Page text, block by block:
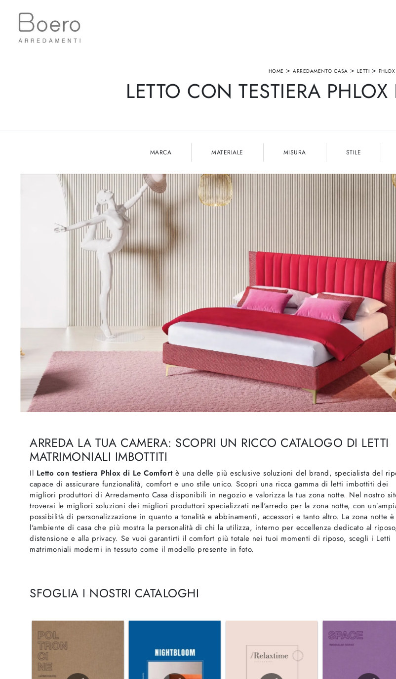
HOME >ARREDAMENTO CASA > LETTI > PHLOX
LETTO CON TESTIERA
MARCA MATERIALE MISURA STILE
ARREDA LA TUA CAMERA: SCOPRI UN RICCO CATALOGO DI LETTI
MATRIMONIALI IMBOTTITI
Il Letto con testiera Phlox di Le Comfortè una delle più esclusive soluzioni del brand, specialista del
capace di assicurare funzionalità, comfort e uno stile unico. Scopri una ricca gamma di letti imbottiti dei
migliori produttori di Arredamento Casa disponibili in negozio e valorizza la tua zona notte. Nel nostro
troverai le migliori soluzioni dei migliori produttori specializzati nell'arredo per la zona notte, con
possibilità di personalizzazione in quanto a tonalità e abbinamenti, accessori e tanto altro. La zona notte è
l'ambiente di casa che più mostra la personalità di chi la utilizza, interno per eccellenza dedicato al
distensione e alla privacy. Se vuoi garantirti il comfort più totale nei tuoi momenti di riposo, scegli i Letti
matrimoniali moderni in tessuto come il modello presente in foto.
SFOGLIA I NOSTRI CATALOGHI